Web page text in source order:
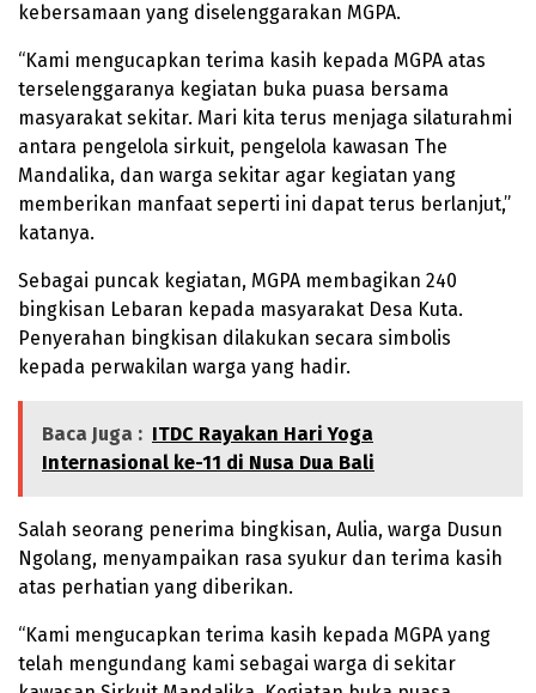
kebersamaan yang diselenggarakan MGPA.
“Kami mengucapkan terima kasih kepada MGPA atas
terselenggaranya kegiatan buka puasa bersama
masyarakat sekitar. Mari kita terus menjaga silaturahmi
antara pengelola sirkuit, pengelola kawasan The
Mandalika, dan warga sekitar agar kegiatan yang
memberikan manfaat seperti ini dapat terus berlanjut,”
katanya.
Sebagai puncak kegiatan, MGPA membagikan 240
bingkisan Lebaran kepada masyarakat Desa Kuta.
Penyerahan bingkisan dilakukan secara simbolis
kepada perwakilan warga yang hadir.
Baca Juga : ITDC Rayakan Hari Yoga
Internasional ke-11 di Nusa Dua Bali
Salah seorang penerima bingkisan, Aulia, warga Dusun
Ngolang, menyampaikan rasa syukur dan terima kasih
atas perhatian yang diberikan.
“Kami mengucapkan terima kasih kepada MGPA yang
telah mengundang kami sebagai warga di sekitar